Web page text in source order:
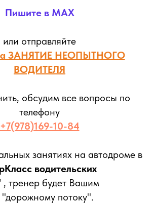
Пишите в MAX
или отправляйте
ЗАНЯТИЕ НЕОПЫТНОГО
ВОДИТЕЛЯ
обсудим все вопросы по
телефону
+7(978)169-10-84
занятиях на автодроме в
водительских
, тренер будет Вашим
потоку".